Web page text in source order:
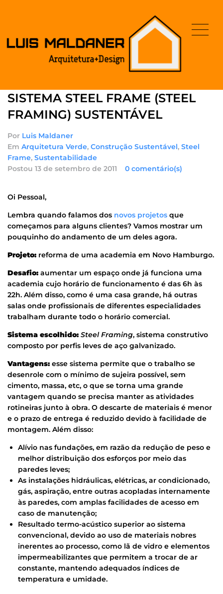
SISTEMA STEEL FRAME (STEEL
FRAMING) SUSTENTÁVEL
Por Luis Maldaner
Em Arquitetura Verde, Construção Sustentável, Steel
Frame, Sustentabilidade
Postou 13 de setembro de 2011 0 comentário(s)
Oi Pessoal,
Lembra quando falamos dos novos projetos que
começamos para alguns clientes? Vamos mostrar um
pouquinho do andamento de um deles agora.
Projeto: reforma de uma academia em Novo Hamburgo.
Desafio: aumentar um espaço onde já funciona uma
academia cujo horário de funcionamento é das 6h às
22h. Além disso, como é uma casa grande, há outras
salas onde profissionais de diferentes especialidades
trabalham durante todo o horário comercial.
Sistema escolhido: Steel Framing, sistema construtivo
composto por perfis leves de aço galvanizado.
Vantagens: esse sistema permite que o trabalho se
desenrole com o mínimo de sujeira possível, sem
cimento, massa, etc, o que se torna uma grande
vantagem quando se precisa manter as atividades
rotineiras junto à obra. O descarte de materiais é menor
e o prazo de entrega é reduzido devido à facilidade de
montagem. Além disso:
Alívio nas fundações, em razão da redução de peso e
melhor distribuição dos esforços por meio das
paredes leves;
As instalações hidráulicas, elétricas, ar condicionado,
gás, aspiração, entre outras acopladas internamente
às paredes, com amplas facilidades de acesso em
caso de manutenção;
Resultado termo-acústico superior ao sistema
convencional, devido ao uso de materiais nobres
inerentes ao processo, como lã de vidro e elementos
impermeabilizantes que permitem a trocar de ar
constante, mantendo adequados índices de
temperatura e umidade.